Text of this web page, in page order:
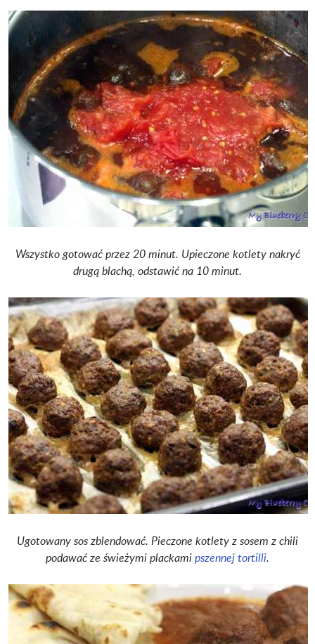
Wszystko gotować przez 20 minut. Upieczone kotlety nakryć
drugą blachą, odstawić na 10 minut.
Ugotowany sos zblendować. Pieczone kotlety z sosem z chili
podawać ze świeżymi plackamipszennej tortilli.